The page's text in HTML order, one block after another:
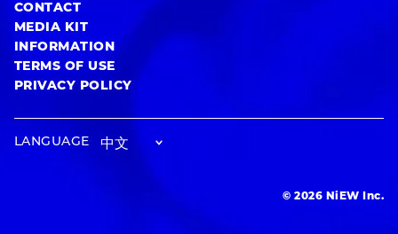
CONTACT
MEDIA KIT
INFORMATION
TERMS OF USE
PRIVACY POLICY
LANGUAGE
© 2026 NiEW Inc.